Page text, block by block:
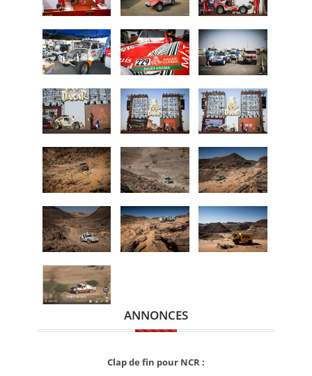
ANNONCES
Clap de fin pour NCR :